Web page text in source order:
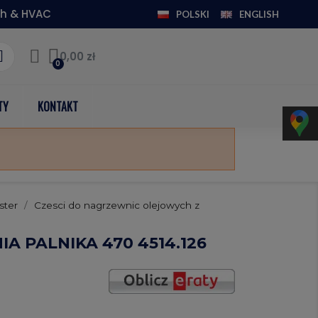
& HVAC POLSKI ENGLISH
0,00 zł
KONTAKT
Czesci do nagrzewnic olejowych z
PALNIKA 470 4514.126